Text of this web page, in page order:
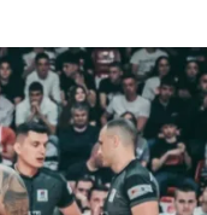
Facebook